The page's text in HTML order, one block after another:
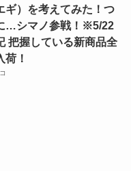
ギ）を考えてみた！つ
…シマノ参戦！※5/22
把握している新商品全
荷！